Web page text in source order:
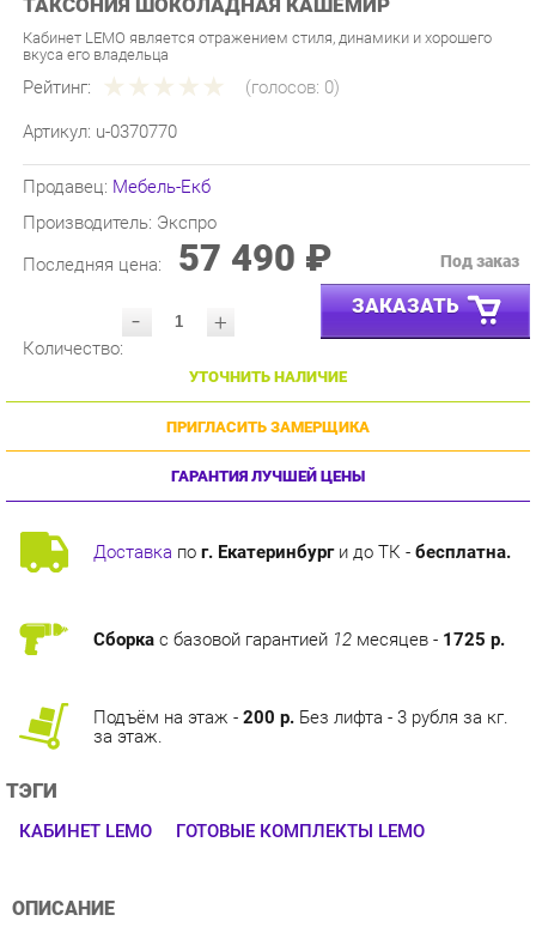
Кабинет LEMO является отражением стиля, динамики и хорошего
Рейтинг:
Артикул: u-0370770
Производитель:Экспро
Последняя цена: 57 490 ₽
- ЗАКАЗАТЬ
УТОЧНИТЬ НАЛИЧИЕ
ПРИГЛАСИТЬ ЗАМЕРЩИКА
ГАРАНТИЯ ЛУЧШЕЙ ЦЕНЫ
Доставкапог. Екатеринбурги до ТК -бесплатна.
ТЭГИ
хорошего вкуса его владельца. Лаконичные формы, ясность